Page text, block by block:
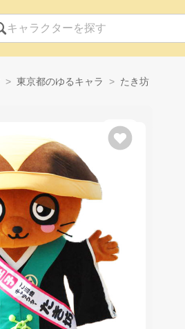
東京都のゆるキャラ たき坊